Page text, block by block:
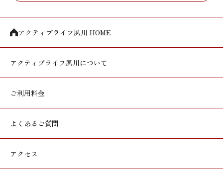
アクティブライフ夙川 HOME
アクティブライフ夙川について
ご利用料金
よくあるご質問
アクセス